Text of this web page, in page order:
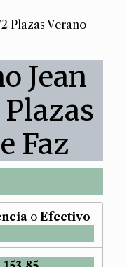
Plazas Verano
Jean
Faz
o Efectivo